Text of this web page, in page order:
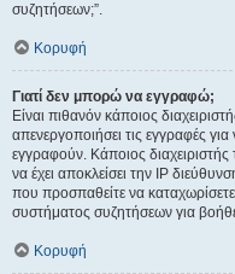
συζητήσεων;”.
Κορυφή
Γιατί δεν μπορώ να εγγραφώ;
Είναι πιθανόν κάποιος
απενεργοποιήσει τις εγγραφές
εγγραφούν. Κάποιος
να έχει αποκλείσει την IP
που προσπαθείτε να
συστήματος συζητήσεων για
Κορυφή